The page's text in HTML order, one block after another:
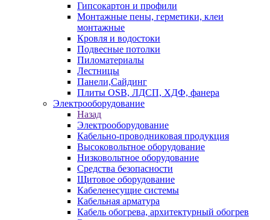
Гипсокартон и профили
Монтажные пены, герметики, клеи
монтажные
Кровля и водостоки
Подвесные потолки
Пиломатериалы
Лестницы
Панели,Сайдинг
Плиты OSB, ЛДСП, ХДФ, фанера
Электрооборудование
Назад
Электрооборудование
Кабельно-проводниковая продукция
Высоковольтное оборудование
Низковольтное оборудование
Средства безопасности
Щитовое оборудование
Кабеленесущие системы
Кабельная арматура
Кабель обогрева, архитектурный обогрев